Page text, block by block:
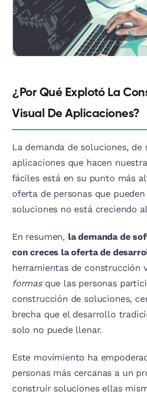
¿Por Qué Explotó La
Visual De Aplicaciones?
La demanda de soluciones, de
aplicaciones que hacen
fáciles está en su punto más
oferta de personas que
soluciones no está creciendo
En resumen, la demanda de
con creces la oferta de
herramientas de construcción
formasque las personas
construcción de soluciones,
brecha que el desarrollo
solo no puede llenar.
Este movimiento ha
personas más cercanas a un
construir soluciones ellas